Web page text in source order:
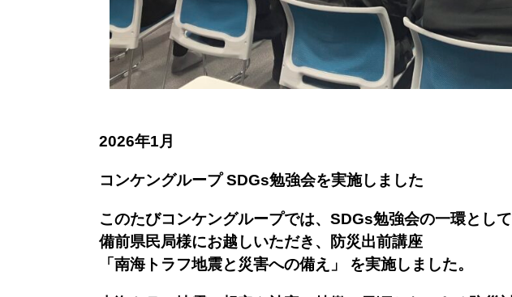
2026年1月
コンケングループ SDGs勉強会を実施しました
このたびコンケングループでは、SDGs勉強会の一環として
備前県民局様にお越しいただき、防災出前講座
「南海トラフ地震と災害への備え」 を実施しました。